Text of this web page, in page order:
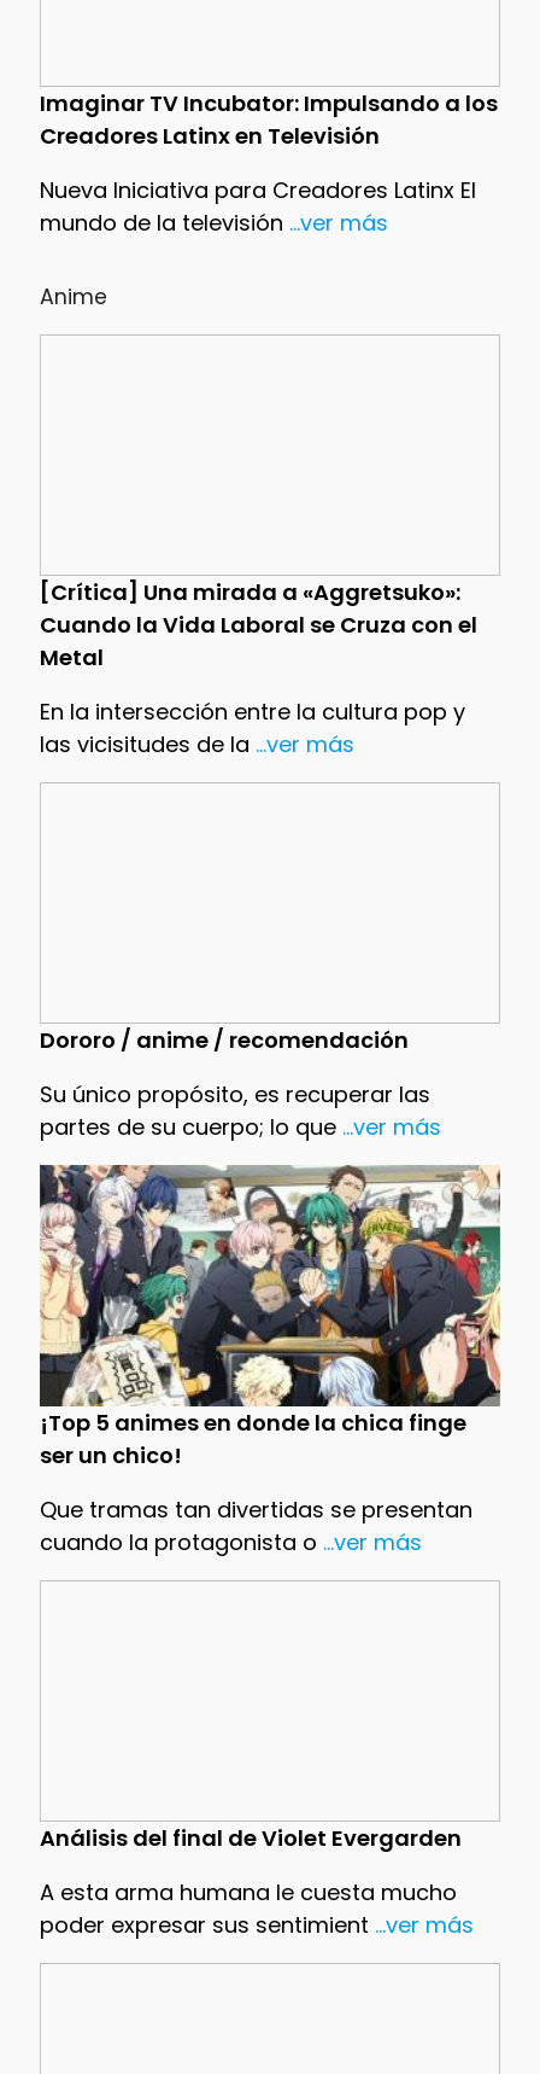
Imaginar TV Incubator: Impulsando a los
Creadores Latinx en Televisión
Nueva Iniciativa para Creadores Latinx El
mundo de la televisión ...ver más
Anime
[Crítica] Una mirada a «Aggretsuko»:
Cuando la Vida Laboral se Cruza con el
Metal
En la intersección entre la cultura pop y
las vicisitudes de la ...ver más
Dororo / anime / recomendación
Su único propósito, es recuperar las
partes de su cuerpo; lo que...ver más
¡Top 5 animes en donde la chica finge
ser un chico!
Que tramas tan divertidas se presentan
cuando la protagonista o ...ver más
Análisis del final de Violet Evergarden
A esta arma humana le cuesta mucho
poder expresar sus sentimient ...ver más